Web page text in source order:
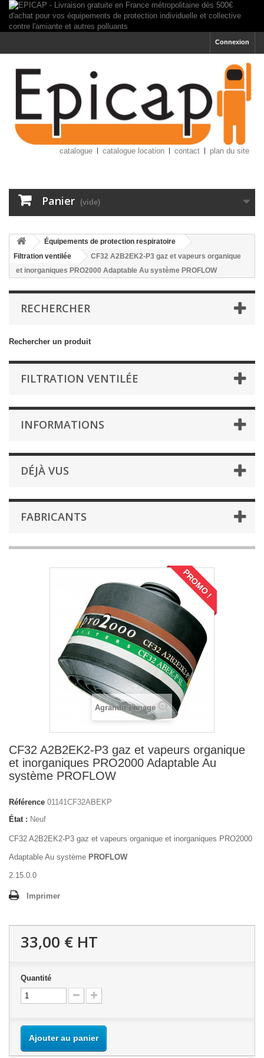
Connexion
catalogue catalogue location contact plan du site
Panier (vide)
Équipements de protection respiratoire
Filtration ventilée
CF32 A2B2EK2-P3 gaz et vapeurs organique
et inorganiques PRO2000 Adaptable Au système PROFLOW
RECHERCHER
Rechercher un produit
FILTRATION VENTILÉE
INFORMATIONS
DÉJÀ VUS
FABRICANTS
PROMO !
Agrandir l'image
CF32 A2B2EK2-P3 gaz et vapeurs organique
et inorganiques PRO2000 Adaptable Au
système PROFLOW
Référence 01141CF32ABEKP
État : Neuf
CF32 A2B2EK2-P3 gaz et vapeurs organique et inorganiques PRO2000
Adaptable Au système PROFLOW
2.15.0.0
Imprimer
33,00 € HT
Quantité
Ajouter au panier